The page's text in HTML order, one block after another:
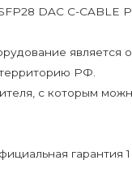
DAC C-CABLE
является
РФ.
с которым
гарантия